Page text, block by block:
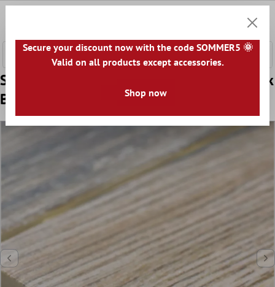
Sample Keramiek Mozaïektegels Reika Brick
Bruin
Secure your discount now with the code SOMMER5 🌞
Valid on all products except accessories.
Shop now